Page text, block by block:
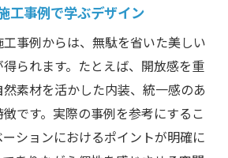
工事例で学ぶデザイン
事例からは、無駄を省いた美しい
られます。たとえば、開放感を重
素材を活かした内装、統一感のあ
です。実際の事例を参考にするこ
ションにおけるポイントが明確に